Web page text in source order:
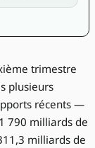
trimestre
plusieurs
récents —
790 milliards de
milliards de